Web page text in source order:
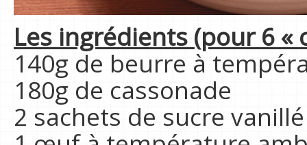
Les ingrédients (pour 6 «
140g de beurre à
180g de cassonade
2 sachets de sucre vanillé